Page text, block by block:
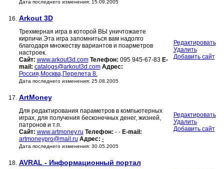
Дата последнего изменения: 15.09.2005
16. Arkout 3D
Трехмерная игра в которой ВЫ уничтожаете
кирпичи.Эта игра запомниться вам надолго
благодаря множеству вариантов и поарметров
настроек.
Сайт: www.arkout3d.com Телефон: 095 945-67-83 E-
mail: catalogs@arkout3d.com Адрес:
Россия,Москва,Перелета 8.
Дата последнего изменения: 25.08.2005
Редактировать
Удалить
Добавить сайт
17. ArtMoney
Для редактирования параметров в компьютерных
играх, для получения бесконечных денег, жизней,
патронов и т.п.
Сайт: www.artmoney.ru Телефон: - - E-mail:
artmoneypro@mail.ru Адрес: -
Дата последнего изменения: 30.05.2005
Редактировать
Удалить
Добавить сайт
18. AVRAL - Информационный портал